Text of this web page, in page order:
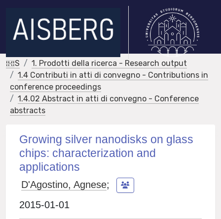
IRIS
1. Prodotti della ricerca - Research output
1.4 Contributi in atti di convegno - Contributions in
conference proceedings
1.4.02 Abstract in atti di convegno - Conference
abstracts
Growing silver nanodisks on glass
chips: characterization and
applications
D'Agostino, Agnese;
2015-01-01